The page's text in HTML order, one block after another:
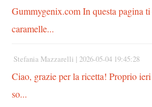
Gummygenix.com In questa pagina
caramelle...
Stefania Mazzarelli | 2026-05-04 19:45:28
Ciao, grazie per la ricetta! Proprio
so...